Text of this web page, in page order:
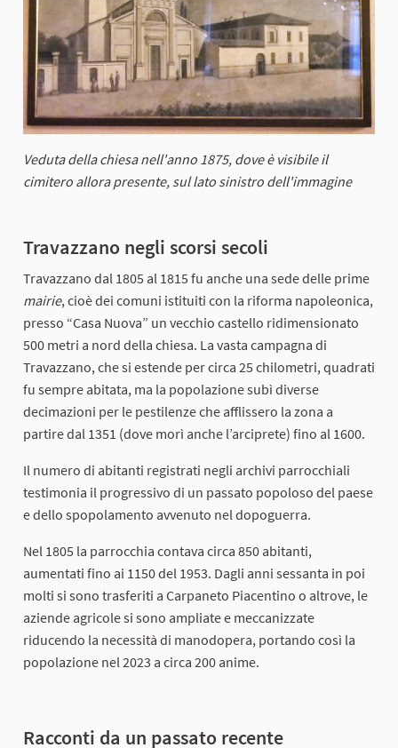
Veduta della chiesa nell'anno 1875, dove è visibile il
cimitero allora presente, sul lato sinistro dell'immagine
Travazzano negli scorsi secoli
Travazzano dal 1805 al 1815 fu anche una sede delle prime
mairie, cioè dei comuni istituiti con la riforma napoleonica,
presso “Casa Nuova” un vecchio castello ridimensionato
500 metri a nord della chiesa. La vasta campagna di
Travazzano, che si estende per circa 25 chilometri, quadrati
fu sempre abitata, ma la popolazione subì diverse
decimazioni per le pestilenze che afflissero la zona a
partire dal 1351 (dove morì anche l’arciprete) fino al 1600.
Il numero di abitanti registrati negli archivi parrocchiali
testimonia il progressivo di un passato popoloso del paese
e dello spopolamento avvenuto nel dopoguerra.
Nel 1805 la parrocchia contava circa 850 abitanti,
aumentati fino ai 1150 del 1953. Dagli anni sessanta in poi
molti si sono trasferiti a Carpaneto Piacentino o altrove, le
aziende agricole si sono ampliate e meccanizzate
riducendo la necessità di manodopera, portando così la
popolazione nel 2023 a circa 200 anime.
Racconti da un passato recente